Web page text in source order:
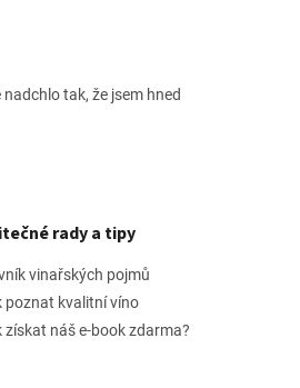
tak, že jsem hned
rady a tipy
vinařských pojmů
poznat kvalitní víno
získat náš e-book zdarma?